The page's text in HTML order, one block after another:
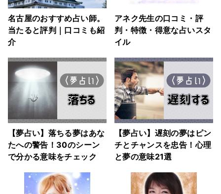
名古屋のおすすめ占い師。
当たると評判｜口コミも紹
介
アネク先生の口コミ・評
判・特徴・得意な占いスタ
イル
【夢占い】落ちる夢はあな
たへの警告！30のシーン
で分かる意味をチェック
【夢占い】遅刻の夢はピン
チとチャンスを忠告！心理
と夢の意味21選